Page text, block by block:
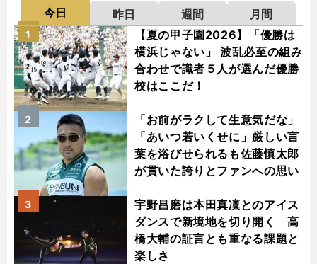
今日 昨日 週間
月間
【夏の甲子園2026】「優勝は
横浜じゃない」 波乱必至の組み
合わせで識者５人が選んだ優勝
校はここだ！
1
「お前がラクして生意気だな」
「あいつ若いくせに」厳しい言
葉を浴びせられるも佐藤慎太郎
が貫いた誇りとファンへの思い
2
宇野昌磨は本田真凜とのアイス
ダンスで新境地を切り開く 高
橋大輔の証言とも重なる課題と
楽しさ
3